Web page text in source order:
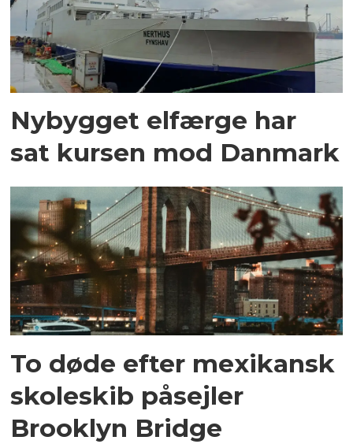
Nybygget elfærge har
sat kursen mod Danmark
To døde efter mexikansk
skoleskib påsejler
Brooklyn Bridge